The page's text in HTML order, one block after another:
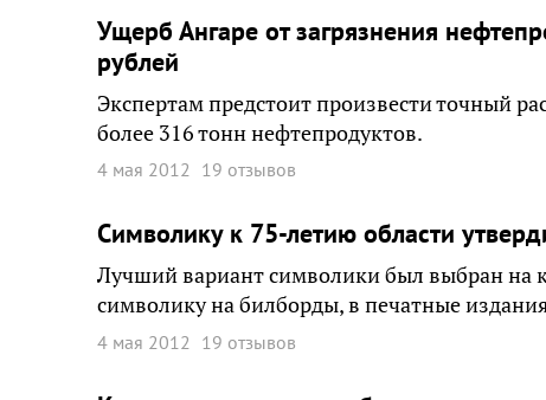
Ущерб Ангаре от загрязнения
рублей
Экспертам предстоит произвести точный
более 316 тонн нефтепродуктов.
4 мая 2012 19 отзывов
Символику к 75-летию области
Лучший вариант символики был выбран на
символику на билборды, в печатные
4 мая 2012 19 отзывов